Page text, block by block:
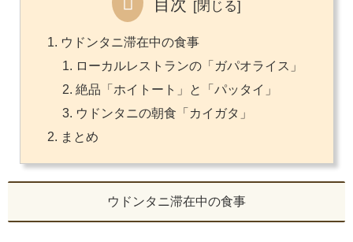
目次
ウドンタニ滞在中の食事
ローカルレストランの「ガパオライス」
絶品「ホイトート」と「パッタイ」
ウドンタニの朝食「カイガタ」
まとめ
ウドンタニ滞在中の食事